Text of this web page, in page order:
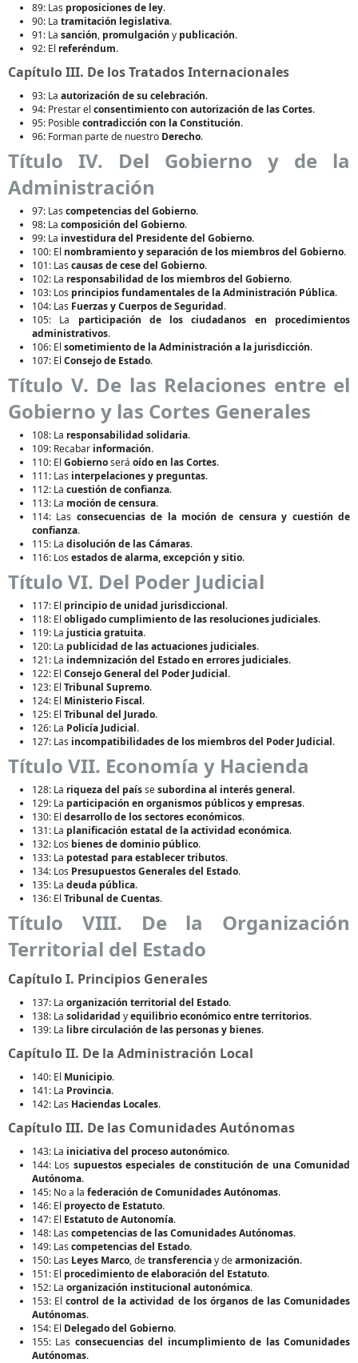
89: Las proposiciones de ley.
90: La tramitación legislativa.
91: La sanción, promulgación y publicación.
92: El referéndum.
Capítulo III. De los Tratados Internacionales
93: La autorización de su celebración.
94: Prestar el consentimiento con autorización de las Cortes.
95: Posiblecontradicción con la Constitución.
96: Forman parte de nuestro Derecho.
Título IV. Del Gobierno y de la
Administración
97: Las competencias del Gobierno.
98: La composición del Gobierno.
99: La investidura del Presidente del Gobierno.
100: El nombramiento y separación de los miembros del Gobierno.
101: Las causas de cese del Gobierno.
102: La responsabilidad de los miembros del Gobierno.
103: Los principios fundamentales de la Administración Pública.
104: Las Fuerzas y Cuerpos de Seguridad.
105: La participación de los ciudadanos en procedimientos
administrativos.
106: El sometimiento de la Administración a la jurisdicción.
107: El Consejo de Estado.
Título V. De las Relaciones entre el
Gobierno y las Cortes Generales
108: La responsabilidad solidaria.
109: Recabar información.
110: El Gobiernoserá oído en las Cortes.
111: Las interpelaciones y preguntas.
112: La cuestión de confianza.
113: La moción de censura.
114: Las consecuencias de la moción de censura y cuestión de
confianza.
115: La disolución de las Cámaras.
116: Los estados de alarma, excepción y sitio.
Título VI. Del Poder Judicial
117: El principio de unidad jurisdiccional.
118: El obligado cumplimiento de las resoluciones judiciales.
119: La justicia gratuita.
120: La publicidad de las actuaciones judiciales.
121: La indemnización del Estado en errores judiciales.
122: El Consejo General del Poder Judicial.
123: El Tribunal Supremo.
124: El Ministerio Fiscal.
125: El Tribunal del Jurado.
126: La Policía Judicial.
127: Las incompatibilidades de los miembros del Poder Judicial.
Título VII. Economía y Hacienda
128: La riqueza del paíssesubordina al interés general.
129: La participación en organismos públicos y empresas.
130: El desarrollo de los sectores económicos.
131: La planificación estatal de la actividad económica.
132: Los bienes de dominio público.
133: La potestad para establecer tributos.
134: Los Presupuestos Generales del Estado.
135: La deuda pública.
136: El Tribunal de Cuentas.
Título VIII. De la Organización
Territorial del Estado
Capítulo I. Principios Generales
137: La organización territorial del Estado.
138: La solidaridad yequilibrio económico entre territorios.
139: La libre circulación de las personas y bienes.
Capítulo II. De la Administración Local
140: El Municipio.
141: La Provincia.
142: Las Haciendas Locales.
Capítulo III. De las Comunidades Autónomas
143: La iniciativa del proceso autonómico.
144: Los supuestos especiales de constitución de una Comunidad
Autónoma.
145: No a la federación de Comunidades Autónomas.
146: El proyecto de Estatuto.
147: El Estatuto de Autonomía.
148: Las competencias de las Comunidades Autónomas.
149: Las competencias del Estado.
150: Las Leyes Marco, detransferenciay dearmonización.
151: El procedimiento de elaboración del Estatuto.
152: La organización institucional autonómica.
153: Elcontrol de la actividad de los órganos de las Comunidades
Autónomas.
154: El Delegado del Gobierno.
155: Las consecuencias del incumplimiento de las Comunidades
Autónomas.